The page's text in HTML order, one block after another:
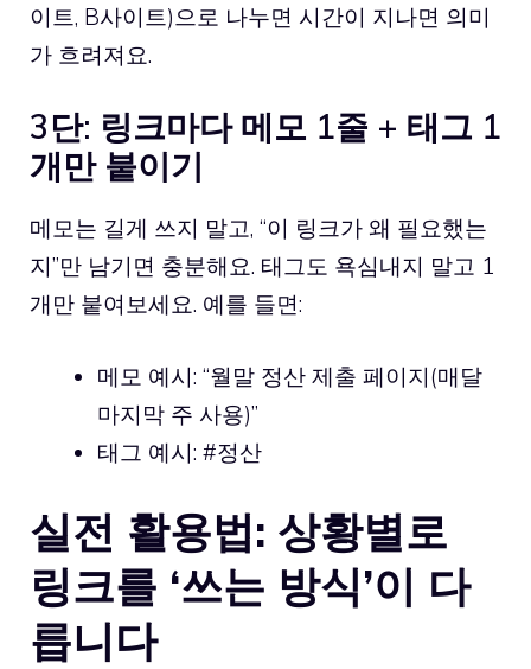
이트, B사이트)으로 나누면 시간이 지나면 의미
가 흐려져요.
3단: 링크마다 메모 1줄 + 태그 1
개만 붙이기
메모는 길게 쓰지 말고, “이 링크가 왜 필요했는
지”만 남기면 충분해요. 태그도 욕심내지 말고 1
개만 붙여보세요. 예를 들면:
메모 예시: “월말 정산 제출 페이지(매달
마지막 주 사용)”
태그 예시: #정산
실전 활용법: 상황별로
링크를 ‘쓰는 방식’이 다
릅니다